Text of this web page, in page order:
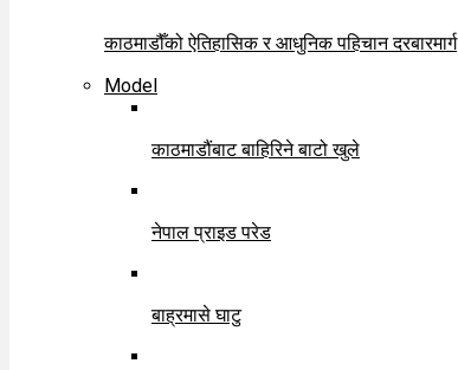
काठमाडौँको ऐतिहासिक र आधुनिक पहिचान दरबारमार्ग
Model
काठमाडौंबाट बाहिरिने बाटो खुले
नेपाल प्राइड परेड
बाह्रमासे घाटु